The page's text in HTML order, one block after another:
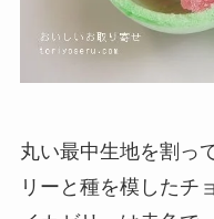
丸い最中生地を割っ
リーと種を模したチ